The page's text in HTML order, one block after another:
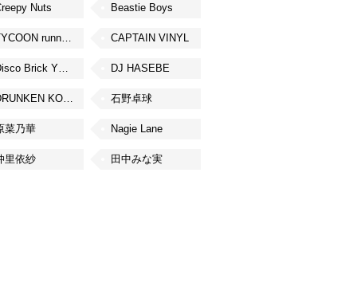
Nuts Beastie Boys
TYCOON running CAPTAIN VINYL
Disco Brick YOKOHAMA DJ HASEBE
DRUNKEN KONG 石野卓球
菜乃華 Nagie Lane
里依紗 田中みな実